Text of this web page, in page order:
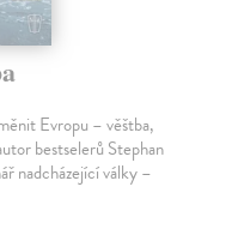
Evropu – věštba,
bestselerů Stephan
nadcházející války –